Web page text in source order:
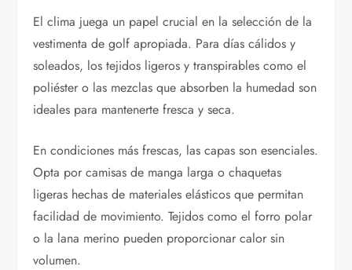
El clima juega un papel crucial en la selección de la
vestimenta de golf apropiada. Para días cálidos y
soleados, los tejidos ligeros y transpirables como el
poliéster o las mezclas que absorben la humedad son
ideales para mantenerte fresca y seca.
En condiciones más frescas, las capas son esenciales.
Opta por camisas de manga larga o chaquetas
ligeras hechas de materiales elásticos que permitan
facilidad de movimiento. Tejidos como el forro polar
o la lana merino pueden proporcionar calor sin
volumen.